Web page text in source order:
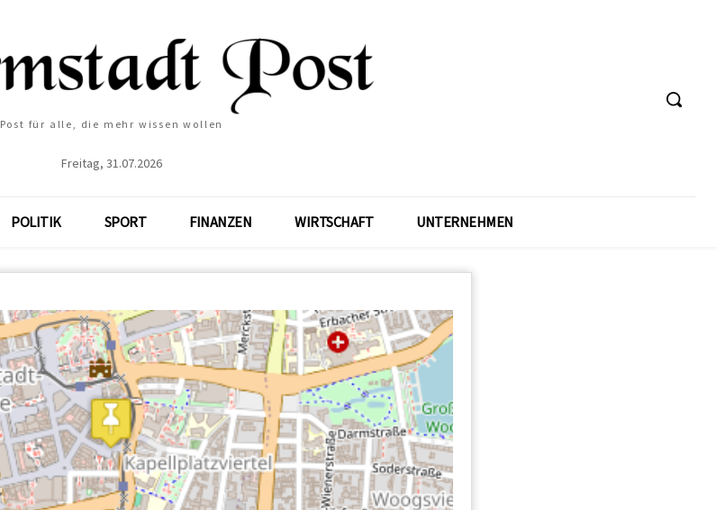
Post für alle, die mehr wissen wollen
Freitag, 31.07.2026
POLITIK SPORT FINANZEN WIRTSCHAFT UNTERNEHMEN